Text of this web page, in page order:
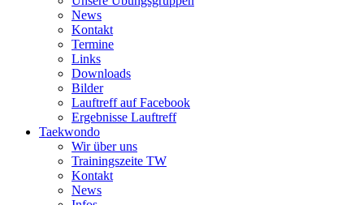
News
Kontakt
Termine
Links
Downloads
Bilder
Lauftreff auf Facebook
Ergebnisse Lauftreff
Taekwondo
Wir über uns
Trainingszeite TW
Kontakt
News